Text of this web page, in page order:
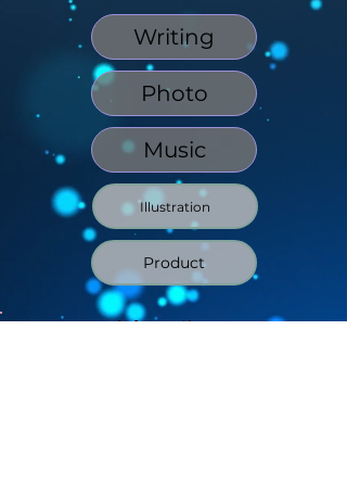
Writing
Photo
Music
Illustration
Product